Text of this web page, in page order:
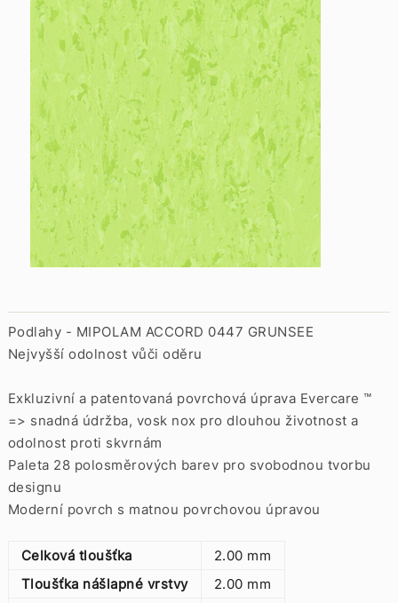
Podlahy - MIPOLAM ACCORD 0447 GRUNSEE
Nejvyšší odolnost vůči oděru
Exkluzivní a patentovaná povrchová úprava Evercare ™
=> snadná údržba, vosk nox pro dlouhou životnost a
odolnost proti skvrnám
Paleta 28 polosměrových barev pro svobodnou tvorbu
designu
Moderní povrch s matnou povrchovou úpravou
Celková tloušťka
2.00 mm
Tloušťka nášlapné vrstvy
2.00 mm